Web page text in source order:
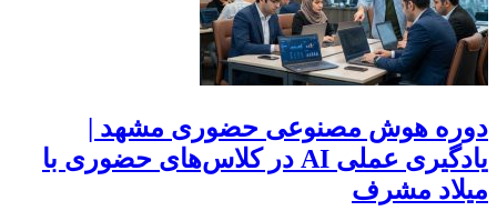
دوره هوش مصنوعی حضوری مشهد |
یادگیری عملی AI در کلاس‌های حضوری با
میلاد مشرف